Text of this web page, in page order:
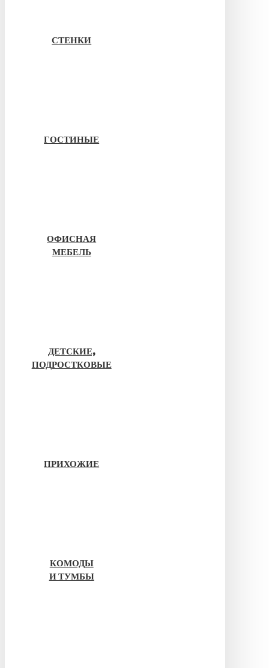
СТЕНКИ
ГОСТИНЫЕ
ОФИСНАЯ
МЕБЕЛЬ
ДЕТСКИЕ,
ПОДРОСТКОВЫЕ
ПРИХОЖИЕ
КОМОДЫ
И ТУМБЫ